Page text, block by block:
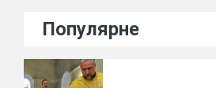
Популярне